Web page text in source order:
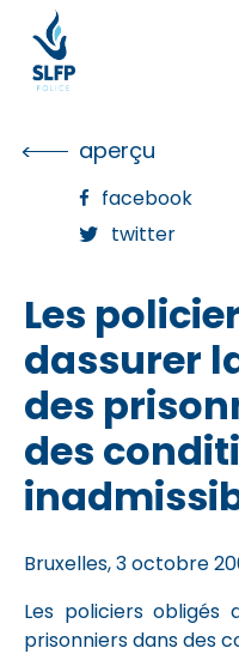
content
aperçu
facebook
twitter
Les
dassurer
des
des
Bruxelles, 3 octobre
Les policiers obligés
prisonniers dans des